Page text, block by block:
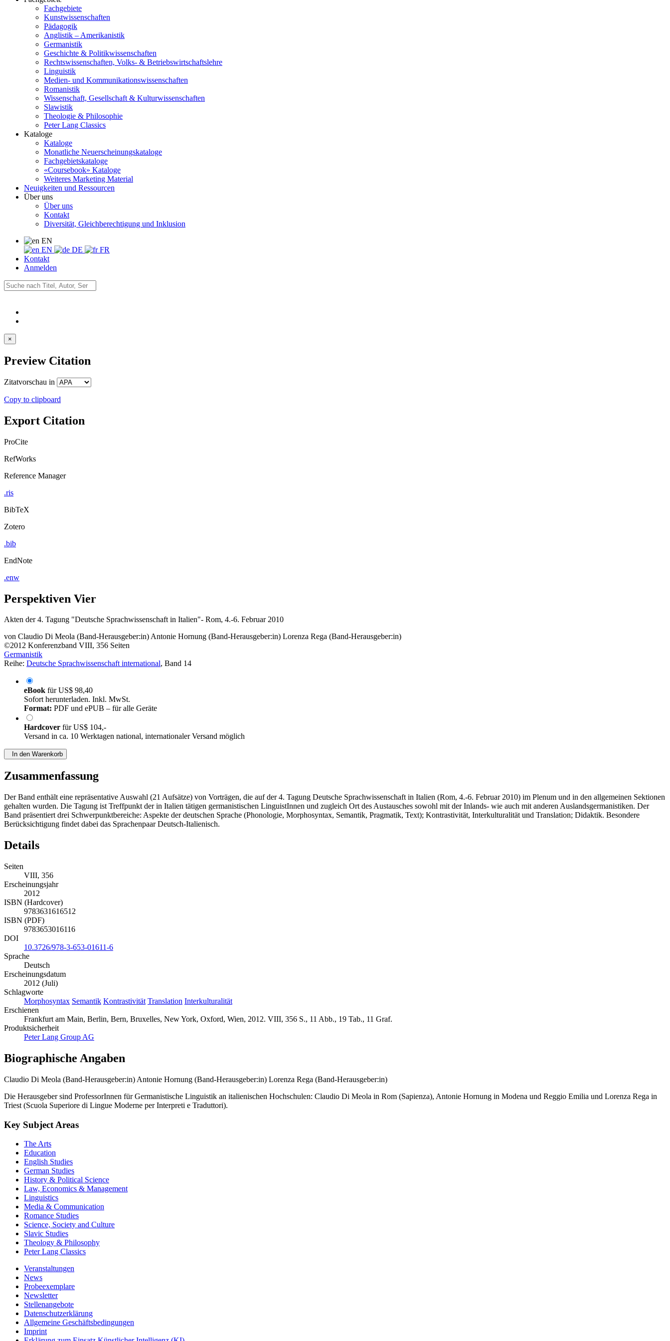
Fachgebiete
Kunstwissenschaften
Pädagogik
Anglistik – Amerikanistik
Germanistik
Geschichte & Politikwissenschaften
Rechtswissenschaften, Volks- & Betriebswirtschaftslehre
Linguistik
Medien- und Kommunikationswissenschaften
Romanistik
Wissenschaft, Gesellschaft & Kulturwissenschaften
Slawistik
Theologie & Philosophie
Peter Lang Classics
Kataloge
Kataloge
Monatliche Neuerscheinungskataloge
Fachgebietskataloge
«Coursebook» Kataloge
Weiteres Marketing Material
Neuigkeiten und Ressourcen
Über uns
Über uns
Kontakt
Diversität, Gleichberechtigung und Inklusion
EN
EN
DE
FR
Kontakt
Anmelden
×
Preview Citation
Zitatvorschau in
Copy to clipboard
Export Citation
ProCite
RefWorks
Reference Manager
.ris
BibTeX
Zotero
.bib
EndNote
.enw
Perspektiven Vier
Akten der 4. Tagung "Deutsche Sprachwissenschaft in Italien"- Rom, 4.-6. Februar 2010
von Claudio Di Meola (Band-Herausgeber:in)Antonie Hornung (Band-Herausgeber:in) Lorenza Rega (Band-Herausgeber:in)
©2012 Konferenzband VIII, 356 Seiten
Germanistik
Reihe: Deutsche Sprachwissenschaft international, Band 14
eBook fürUS$ 98,40
Sofort herunterladen. Inkl. MwSt.
Format: PDF und ePUB – für alle Geräte
Hardcover fürUS$ 104,-
Versand in ca. 10 Werktagen national, internationaler Versand möglich
In den Warenkorb
Zusammenfassung
Der Band enthält eine repräsentative Auswahl (21 Aufsätze) von Vorträgen, die auf der 4. Tagung Deutsche Sprachwissenschaft in Italien (Rom, 4.-6. Februar 2010) im Plenum und in den allgemeinen Sektionen
gehalten wurden. Die Tagung ist Treffpunkt der in Italien tätigen germanistischen LinguistInnen und zugleich Ort des Austausches sowohl mit der Inlands- wie auch mit anderen Auslandsgermanistiken. Der
Band präsentiert drei Schwerpunktbereiche: Aspekte der deutschen Sprache (Phonologie, Morphosyntax, Semantik, Pragmatik, Text); Kontrastivität, Interkulturalität und Translation; Didaktik. Besondere
Berücksichtigung findet dabei das Sprachenpaar Deutsch-Italienisch.
Details
Seiten
VIII, 356
Erscheinungsjahr
2012
ISBN (Hardcover)
9783631616512
ISBN (PDF)
9783653016116
DOI
10.3726/978-3-653-01611-6
Sprache
Deutsch
Erscheinungsdatum
2012 (Juli)
Schlagworte
Morphosyntax Semantik Kontrastivität Translation Interkulturalität
Erschienen
Frankfurt am Main, Berlin, Bern, Bruxelles, New York, Oxford, Wien, 2012. VIII, 356 S., 11 Abb., 19 Tab., 11 Graf.
Produktsicherheit
Peter Lang Group AG
Biographische Angaben
Claudio Di Meola (Band-Herausgeber:in) Antonie Hornung (Band-Herausgeber:in) Lorenza Rega (Band-Herausgeber:in)
Die Herausgeber sind ProfessorInnen für Germanistische Linguistik an italienischen Hochschulen: Claudio Di Meola in Rom (Sapienza), Antonie Hornung in Modena und Reggio Emilia und Lorenza Rega in
Triest (Scuola Superiore di Lingue Moderne per Interpreti e Traduttori).
Key Subject Areas
The Arts
Education
English Studies
German Studies
History & Political Science
Law, Economics & Management
Linguistics
Media & Communication
Romance Studies
Science, Society and Culture
Slavic Studies
Theology & Philosophy
Peter Lang Classics
Veranstaltungen
News
Probeexemplare
Newsletter
Stellenangebote
Datenschutzerklärung
Allgemeine Geschäftsbedingungen
Imprint